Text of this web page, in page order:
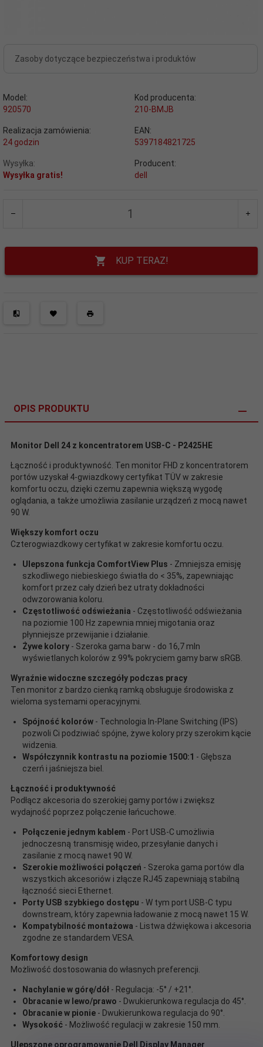
Zasoby dotyczące bezpieczeństwa i produktów
Model:
920570
Kod producenta:
210-BMJB
Realizacja zamówienia:
24 godzin
EAN:
5397184821725
Wysyłka:
Wysyłka gratis!
Producent:
dell
KUP TERAZ!
OPIS PRODUKTU
Monitor Dell 24 z koncentratorem USB-C - P2425HE
Łączność i produktywność. Ten monitor FHD z koncentratorem
portów uzyskał 4-gwiazdkowy certyfikat TÜV w zakresie
komfortu oczu, dzięki czemu zapewnia większą wygodę
oglądania, a także umożliwia zasilanie urządzeń z mocą nawet
90 W.
Większy komfort oczu
Czterogwiazdkowy certyfikat w zakresie komfortu oczu.
Ulepszona funkcja ComfortView Plus - Zmniejsza emisję
szkodliwego niebieskiego światła do < 35%, zapewniając
komfort przez cały dzień bez utraty dokładności
odwzorowania koloru.
Częstotliwość odświeżania - Częstotliwość odświeżania
na poziomie 100 Hz zapewnia mniej migotania oraz
płynniejsze przewijanie i działanie.
Żywe kolory - Szeroka gama barw - do 16,7 mln
wyświetlanych kolorów z 99% pokryciem gamy barw sRGB.
Wyraźnie widoczne szczegóły podczas pracy
Ten monitor z bardzo cienką ramką obsługuje środowiska z
wieloma systemami operacyjnymi.
Spójność kolorów - Technologia In-Plane Switching (IPS)
pozwoli Ci podziwiać spójne, żywe kolory przy szerokim kącie
widzenia.
Współczynnik kontrastu na poziomie 1500:1 - Głębsza
czerń i jaśniejsza biel.
Łączność i produktywność
Podłącz akcesoria do szerokiej gamy portów i zwiększ
wydajność poprzez połączenie łańcuchowe.
Połączenie jednym kablem - Port USB-C umożliwia
jednoczesną transmisję wideo, przesyłanie danych i
zasilanie z mocą nawet 90 W.
Szerokie możliwości połączeń - Szeroka gama portów dla
wszystkich akcesoriów i złącze RJ45 zapewniają stabilną
łączność sieci Ethernet.
Porty USB szybkiego dostępu - W tym port USB-C typu
downstream, który zapewnia ładowanie z mocą nawet 15 W.
Kompatybilność montażowa - Listwa dźwiękowa i akcesoria
zgodne ze standardem VESA.
Komfortowy design
Możliwość dostosowania do własnych preferencji.
Nachylanie w górę/dół - Regulacja: -5° / +21°.
Obracanie w lewo/prawo - Dwukierunkowa regulacja do 45°.
Obracanie w pionie - Dwukierunkowa regulacja do 90°.
Wysokość - Możliwość regulacji w zakresie 150 mm.
Ulepszone oprogramowanie Dell Display Manager